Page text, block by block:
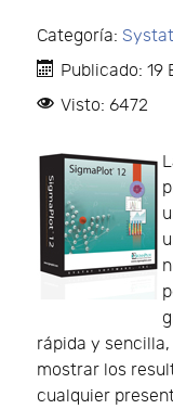
Categoría:
Publicado: 19
Visto: 6472
rápida y
mostrar los
cualquier